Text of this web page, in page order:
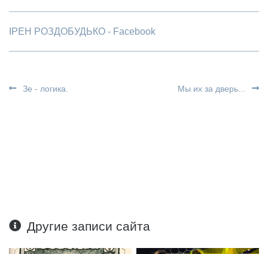
ІРЕН РОЗДОБУДЬКО - Facebook
Зе - логика. Мы их за дверь...
Другие записи сайта